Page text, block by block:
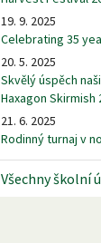
19. 9. 2025
Celebrating 35
20. 5. 2025
Skvělý úspěch
Haxagon Skirmish
21. 6. 2025
Rodinný turnaj v
Všechny školní